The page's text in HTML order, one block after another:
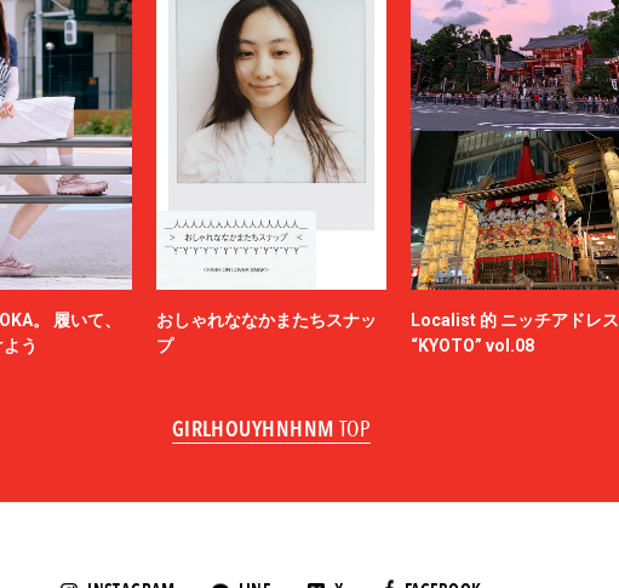
。 履いて、
う
おしゃれななかまたちスナッ
プ
Localist 的 ニッチアドレス
“KYOTO” vol.08
GIRLHOUYHNHNM TOP